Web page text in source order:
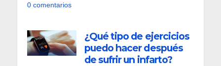
0 comentarios
¿Qué tipo de ejercicios
puedo hacer después
de sufrir un infarto?